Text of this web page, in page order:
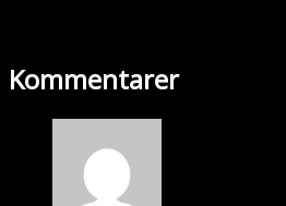
Kommentarer